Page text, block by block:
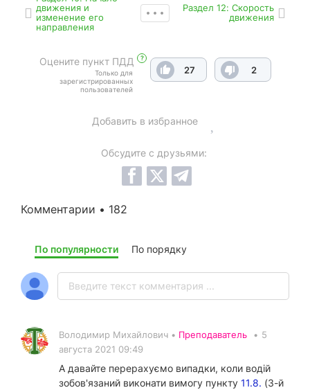
движения и
изменение его
направления
Раздел 12: Скорость
движения
Оцените пункт ПДД ?
Только для
зарегистрированных
пользователей
27 2
Добавить в избранное
Обсудите с друзьями:
Комментарии • 182
По популярности По порядку
Володимир Михайлович • Преподаватель • 5
августа 2021 09:49
А давайте перерахуємо випадки, коли водій
зобов'язаний виконати вимогу пункту 11.8. (3-й